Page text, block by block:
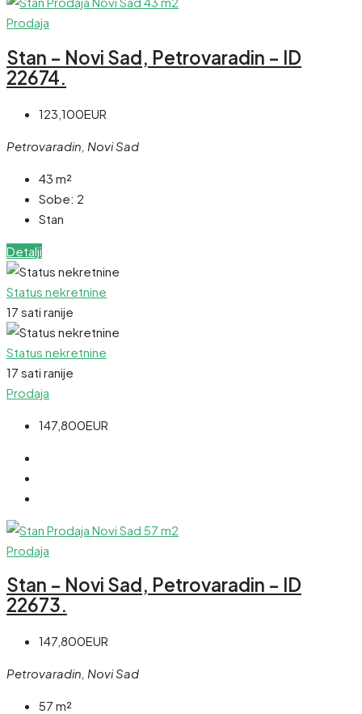
Prodaja
Stan – Novi Sad, Petrovaradin – ID
22674.
123,100EUR
Petrovaradin, Novi Sad
43 m²
Sobe: 2
Stan
Detalji
Status nekretnine
17 sati ranije
Status nekretnine
17 sati ranije
Prodaja
147,800EUR
Prodaja
Stan – Novi Sad, Petrovaradin – ID
22673.
147,800EUR
Petrovaradin, Novi Sad
57 m²